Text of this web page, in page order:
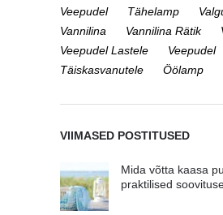
Veepudel
Tähelamp
Vannilina
Vannilina Rätik
Veepudel Lastele
Veepudel
Täiskasvanutele
Öölamp
VIIMASED POSTITUSED
Mida võtta kaasa
praktilised